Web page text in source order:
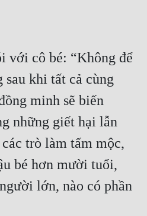
với cô bé: “Không để
sau khi tất cả cùng
minh sẽ biến
những giết hại lẫn
trò làm tấm mộc,
bé hơn mười tuổi,
lớn, nào có phần